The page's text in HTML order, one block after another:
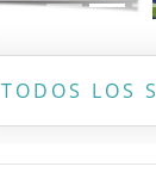
TODOS LOS